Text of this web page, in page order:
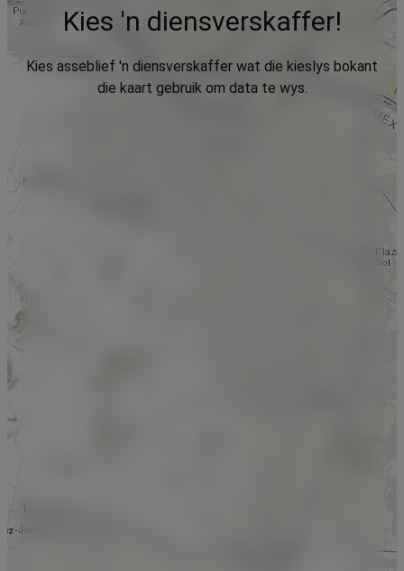
Kies 'n diensverskaffer!
Kies asseblief 'n diensverskaffer wat die kieslys bokant
die kaart gebruik om data te wys.